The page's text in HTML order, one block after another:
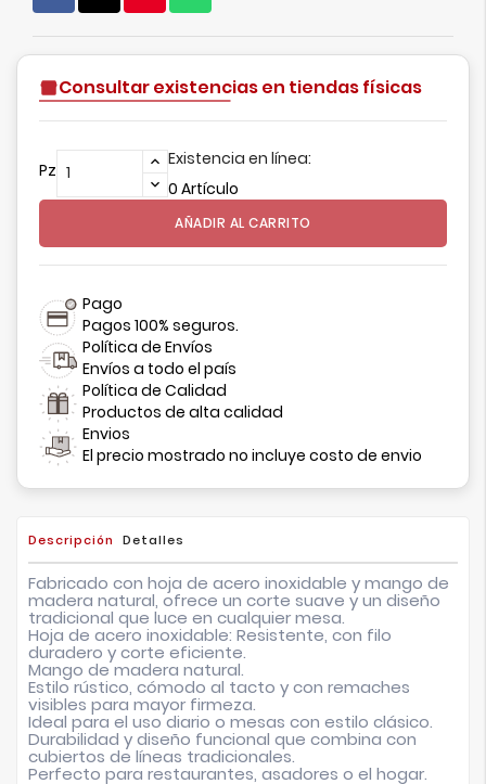
Consultar existencias en tiendas físicas
Pz
Existencia en línea:
0 Artículo
AÑADIR AL CARRITO
Pago
Pagos 100% seguros.
Política de Envíos
Envíos a todo el país
Política de Calidad
Productos de alta calidad
Envios
El precio mostrado no incluye costo de envio
Descripción Detalles
Fabricado con hoja de acero inoxidable y mango de
madera natural, ofrece un corte suave y un diseño
tradicional que luce en cualquier mesa.
Hoja de acero inoxidable: Resistente, con filo
duradero y corte eficiente.
Mango de madera natural.
Estilo rústico, cómodo al tacto y con remaches
visibles para mayor firmeza.
Ideal para el uso diario o mesas con estilo clásico.
Durabilidad y diseño funcional que combina con
cubiertos de líneas tradicionales.
Perfecto para restaurantes, asadores o el hogar.